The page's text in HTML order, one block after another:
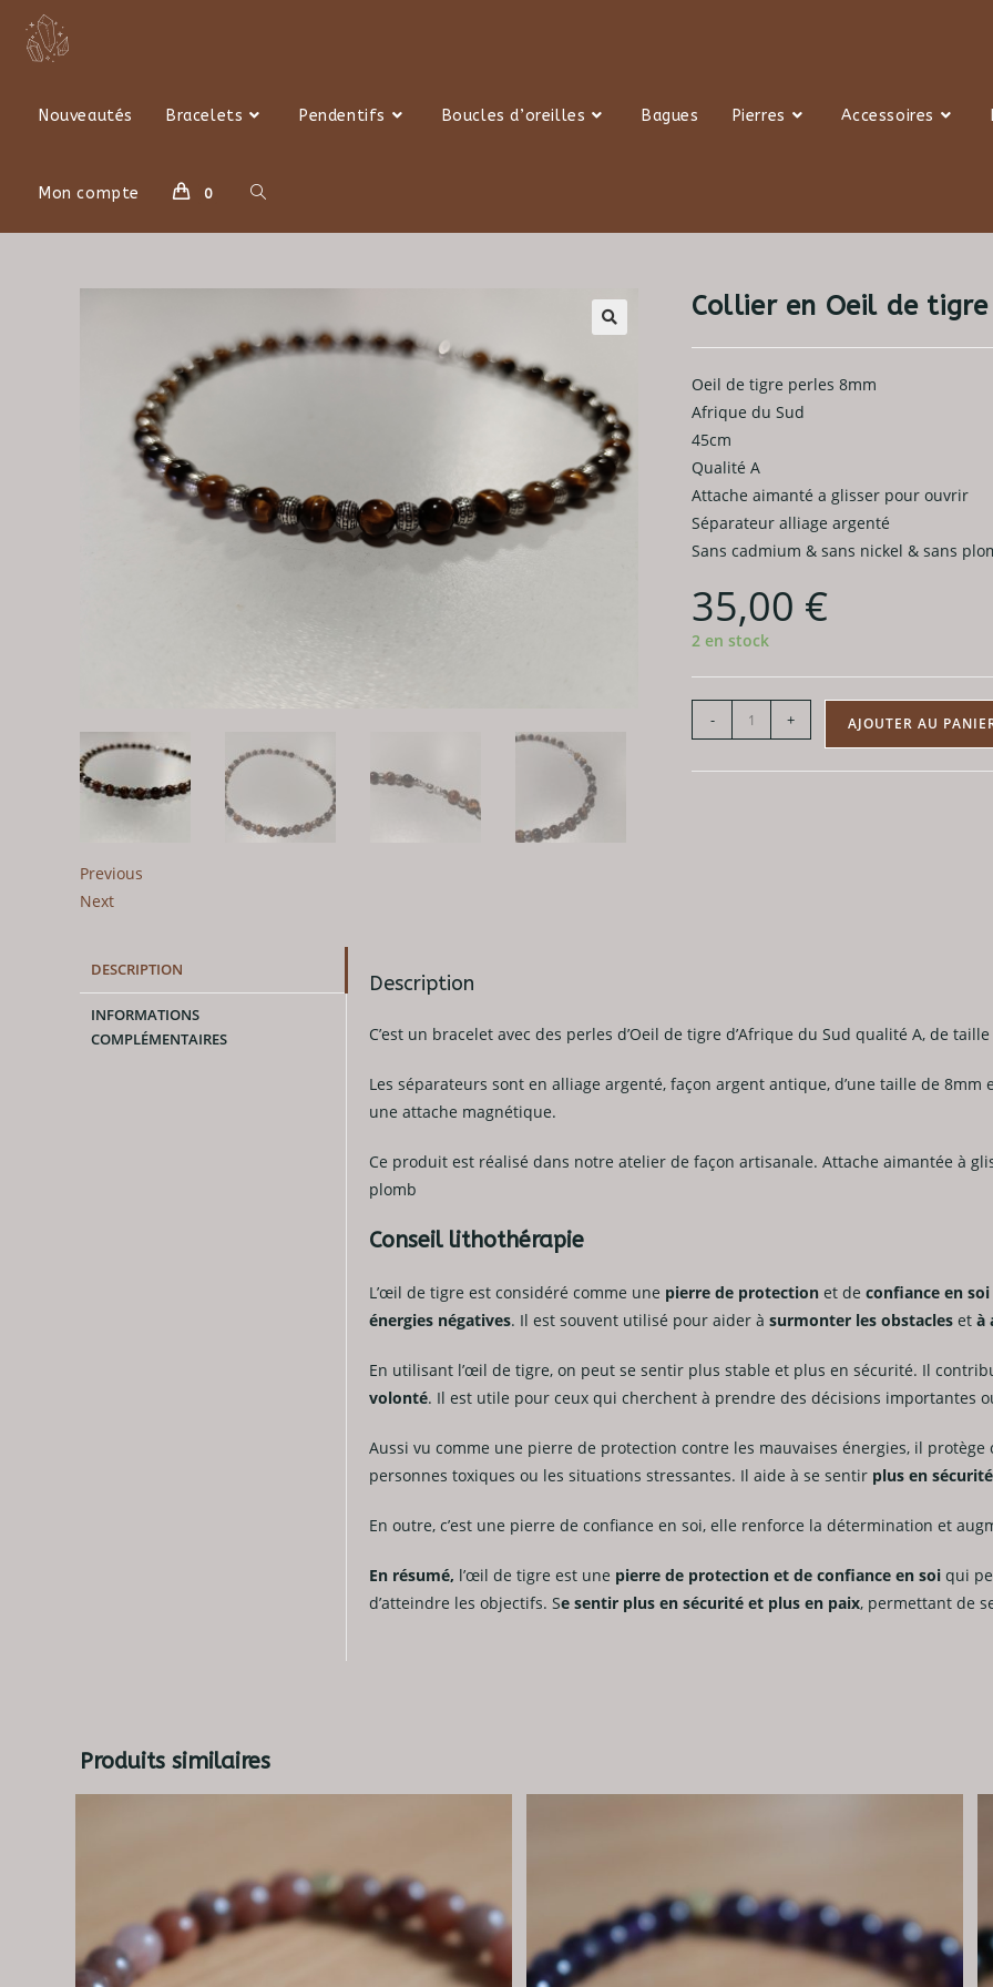
content
Nouveautés Bracelets Pendentifs Boucles d’oreilles Bagues Pierres Accessoires
Mon compte 0 Toggle
search
Previous
Next
Collier en Oeil de
Oeil de tigre perles 8mm
Afrique du Sud
45cm
Qualité A
Attache aimanté a glisser pour ouvrir
Séparateur alliage argenté
Sans cadmium & sans nickel & sans
35,00 €
2 en stock
quantité
de
Collier
- + AJOUTER AU
DESCRIPTION
INFORMATIONS
COMPLÉMENTAIRES
Description
C’est un bracelet avec des perles d’Oeil de tigre d’Afrique du Sud qualité A, de
Les séparateurs sont en alliage argenté, façon argent antique, d’une taille de 8mm
une attache magnétique.
Ce produit est réalisé dans notre atelier de façon artisanale. Attache aimantée à
plomb
Conseil lithothérapie
L’œil de tigre est considéré comme une pierre de protection et de confiance en soi
énergies négatives. Il est souvent utilisé pour aider à surmonter les obstacles et à
En utilisant l’œil de tigre, on peut se sentir plus stable et plus en sécurité. Il
volonté. Il est utile pour ceux qui cherchent à prendre des décisions importantes
Aussi vu comme une pierre de protection contre les mauvaises énergies, il
personnes toxiques ou les situations stressantes. Il aide à se sentir plus en
En outre, c’est une pierre de confiance en soi, elle renforce la détermination et
En résumé, l’œil de tigre est une pierre de protection et de confiance en soi qui
d’atteindre les objectifs. Se sentir plus en sécurité et plus en paix, permettant de
Produits similaires